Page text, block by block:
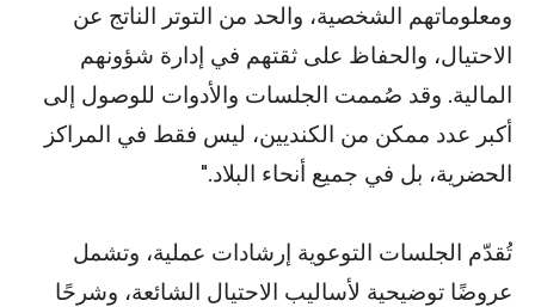
ومعلوماتهم الشخصية، والحد من التوتر الناتج عن
الاحتيال، والحفاظ على ثقتهم في إدارة شؤونهم
المالية. وقد صُممت الجلسات والأدوات للوصول إلى
أكبر عدد ممكن من الكنديين، ليس فقط في المراكز
الحضرية، بل في جميع أنحاء البلاد."
تُقدّم الجلسات التوعوية إرشادات عملية، وتشمل
عروضًا توضيحية لأساليب الاحتيال الشائعة، وشرحًا